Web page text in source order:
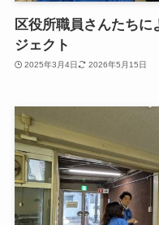
区役所職員さんたちに
ジェクト
2025年3月4日 2026年5月15日